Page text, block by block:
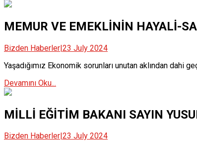
MEMUR VE EMEKLİNİN HAYALİ-
Bizden Haberler|23 July 2024
Yaşadığımız Ekonomik sorunları unutan aklından dahi
Devamını Oku...
MİLLİ EĞİTİM BAKANI SAYIN
Bizden Haberler 23 July 2024